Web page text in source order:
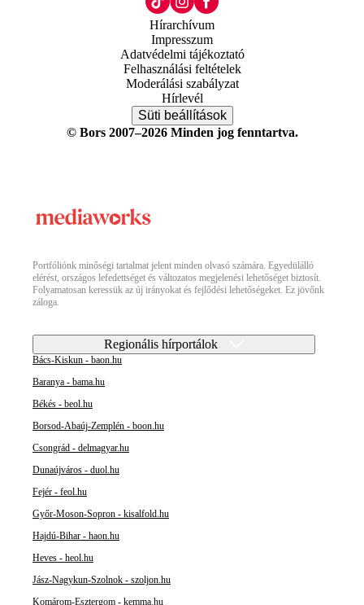
Hírarchívum
Impresszum
Adatvédelmi tájékoztató
Felhasználási feltételek
Moderálási szabályzat
Hírlevél
Süti beállítások
© Bors 2007–2026 Minden jog fenntartva.
Portfóliónk minőségi tartalmat jelent minden olvasó számára. Egyedülálló
elérést, országos lefedettséget és változatos megjelenési lehetőséget biztosít.
Folyamatosan keressük az új irányokat és fejlődési lehetőségeket. Ez jövőnk
záloga.
Regionális hírportálok
Bács-Kiskun - baon.hu
Baranya - bama.hu
Békés - beol.hu
Borsod-Abaúj-Zemplén - boon.hu
Csongrád - delmagyar.hu
Dunaújváros - duol.hu
Fejér - feol.hu
Győr-Moson-Sopron - kisalfold.hu
Hajdú-Bihar - haon.hu
Heves - heol.hu
Jász-Nagykun-Szolnok - szoljon.hu
Komárom-Esztergom - kemma.hu